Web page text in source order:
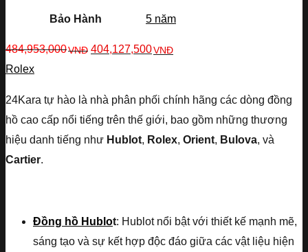
Bảo Hành 5 năm
484,953,000VNĐ 404,127,500VNĐ
Rolex
24Kara tự hào là nhà phân phối chính hãng các dòng đồng
hồ cao cấp nổi tiếng trên thế giới, bao gồm những thương
hiệu danh tiếng như Hublot, Rolex, Orient, Bulova, và
Cartier.
Đồng hồ Hublot: Hublot nổi bật với thiết kế mạnh mẽ,
sáng tạo và sự kết hợp độc đáo giữa các vật liệu hiện